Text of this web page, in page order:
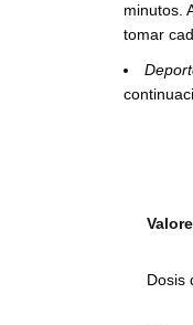
minutos.
tomar
Dosis